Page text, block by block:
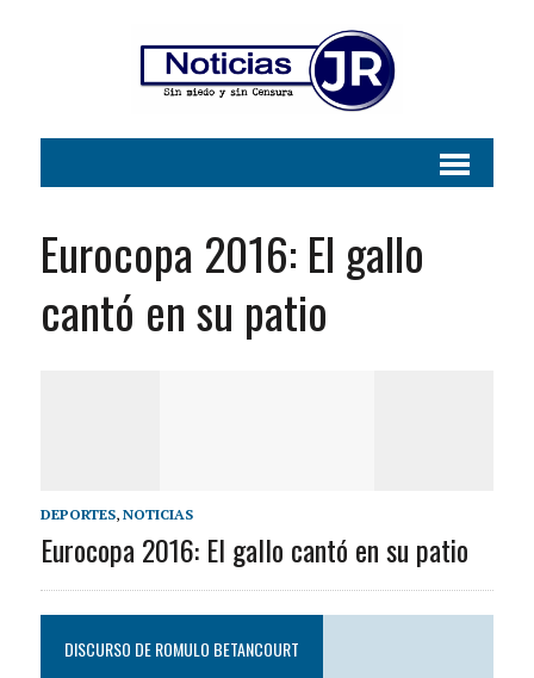
Eurocopa 2016: El gallo
cantó en su patio
DEPORTES, NOTICIAS
Eurocopa 2016: El gallo cantó en su patio
DISCURSO DE ROMULO BETANCOURT